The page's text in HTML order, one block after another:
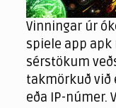
Vinningar úr
spiele app
sérstökum
takmörkuð við
eða IP-